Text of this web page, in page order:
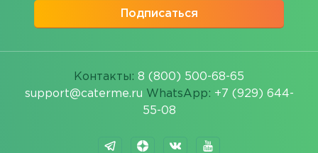
Подписаться
Контакты: 8 (800) 500-68-65
support@caterme.ru WhatsApp: +7 (929) 644-
55-08